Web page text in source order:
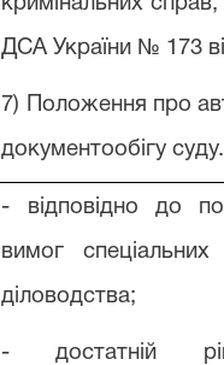
кримінальних
ДСА України № 173
7) Положення про
документообігу суду.
- відповідно до
вимог спеціальних
діловодства;
- достатній